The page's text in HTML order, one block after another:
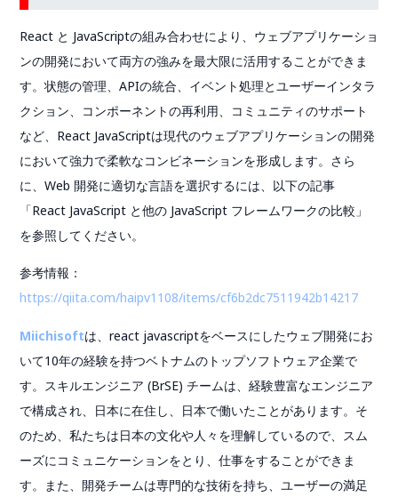
React と JavaScriptの組み合わせにより、ウェブアプリケーショ
ンの開発において両方の強みを最大限に活用することができま
す。状態の管理、APIの統合、イベント処理とユーザーインタラ
クション、コンポーネントの再利用、コミュニティのサポート
など、React JavaScriptは現代のウェブアプリケーションの開発
において強力で柔軟なコンビネーションを形成します。さら
に、Web 開発に適切な言語を選択するには、以下の記事
「React JavaScript と他の JavaScript フレームワークの比較」
を参照してください。
参考情報：
https://qiita.com/haipv1108/items/cf6b2dc7511942b14217
Miichisoftは、react javascriptをベースにしたウェブ開発にお
いて10年の経験を持つベトナムのトップソフトウェア企業で
す。スキルエンジニア (BrSE) チームは、経験豊富なエンジニア
で構成され、日本に在住し、日本で働いたことがあります。そ
のため、私たちは日本の文化や人々を理解しているので、スム
ーズにコミュニケーションをとり、仕事をすることができま
す。また、開発チームは専門的な技術を持ち、ユーザーの満足